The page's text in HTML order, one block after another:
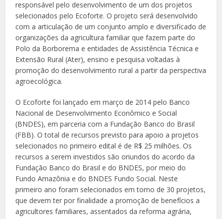
responsável pelo desenvolvimento de um dos projetos
selecionados pelo Ecoforte. O projeto será desenvolvido
com a articulação de um conjunto amplo e diversificado de
organizações da agricultura familiar que fazem parte do
Polo da Borborema e entidades de Assistência Técnica e
Extensão Rural (Ater), ensino e pesquisa voltadas à
promoção do desenvolvimento rural a partir da perspectiva
agroecológica.
O Ecoforte foi lançado em março de 2014 pelo Banco
Nacional de Desenvolvimento Econômico e Social
(BNDES), em parceria com a Fundação Banco do Brasil
(FBB). O total de recursos previsto para apoio a projetos
selecionados no primeiro edital é de R$ 25 milhões. Os
recursos a serem investidos são oriundos do acordo da
Fundação Banco do Brasil e do BNDES, por meio do
Fundo Amazônia e do BNDES Fundo Social. Neste
primeiro ano foram selecionados em torno de 30 projetos,
que devem ter por finalidade a promoção de benefícios a
agricultores familiares, assentados da reforma agrária,